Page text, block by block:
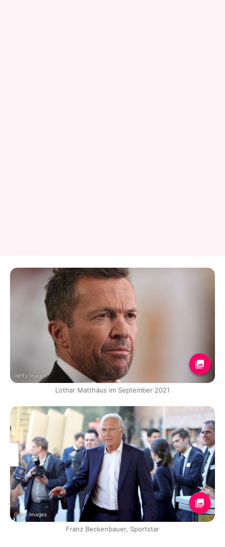
Getty Images
Lothar Matthäus im September 2021
Getty Images
Franz Beckenbauer, Sportstar